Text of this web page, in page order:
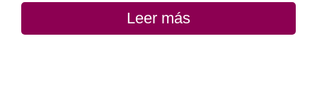
Leer más